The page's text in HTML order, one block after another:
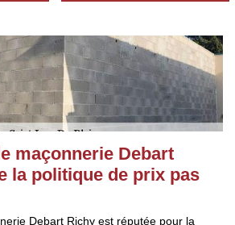
maçonnerie Debart
la politique de prix pas
Debart Richy est réputée pour la